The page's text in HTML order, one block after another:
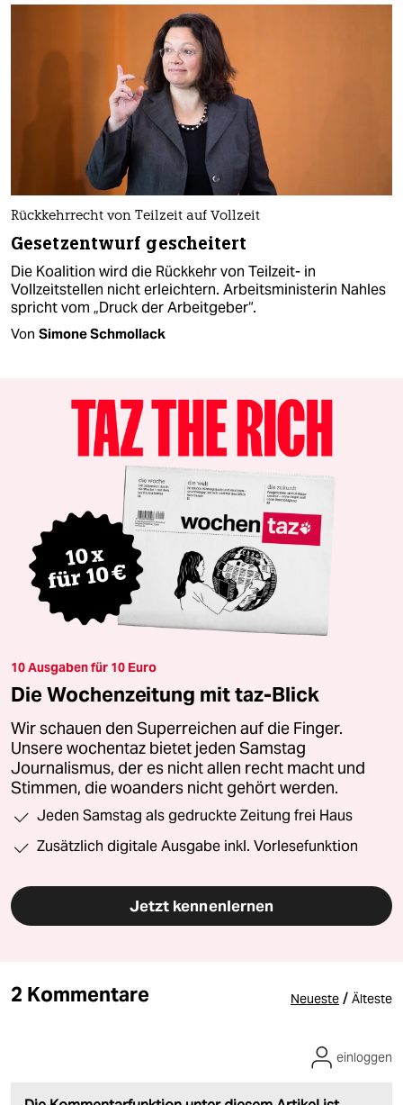
Rückkehrrecht von Teilzeit auf Vollzeit
Gesetzentwurf gescheitert
Die Koalition wird die Rückkehr von Teilzeit- in
Vollzeitstellen nicht erleichtern. Arbeitsministerin Nahles
spricht vom „Druck der Arbeitgeber“.
Von Simone Schmollack
10 Ausgaben für 10 Euro
Die Wochenzeitung mit taz-Blick
Wir schauen den Superreichen auf die Finger.
Unsere wochentaz bietet jeden Samstag
Journalismus, der es nicht allen recht macht und
Stimmen, die woanders nicht gehört werden.
Jeden Samstag als gedruckte Zeitung frei Haus
Zusätzlich digitale Ausgabe inkl. Vorlesefunktion
Jetzt kennenlernen
2 Kommentare Neueste / Älteste
einloggen